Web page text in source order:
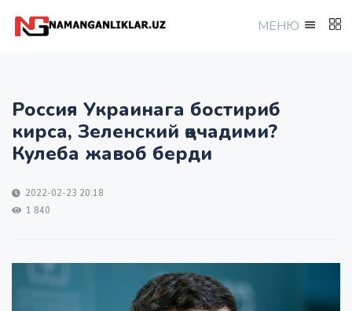
МEНЮ
Россия Украинага бостириб
кирса, Зеленский қочадими?
Кулеба жавоб берди
2022-02-23 20:18
1 840